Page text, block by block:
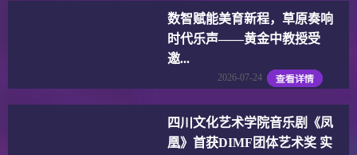
数智赋能美育新程，草原奏响
时代乐声——黄金中教授受
邀...
2026-07-24
四川文化艺术学院音乐剧《凤
凰》首获DIMF团体艺术奖 实